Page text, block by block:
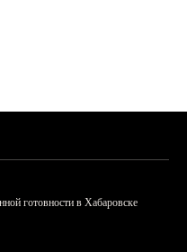
готовности в Хабаровске